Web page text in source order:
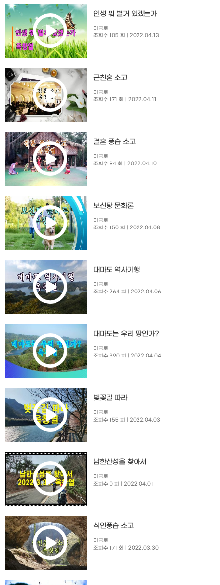
인생 뭐 별거 있겠는가
이금로
조회수 105 회
| 2022.04.13
근친혼 소고
이금로
조회수 171 회
| 2022.04.11
결혼 풍습 소고
이금로
조회수 94 회
| 2022.04.10
보신탕 문화론
이금로
조회수 150 회
| 2022.04.08
대마도 역사기행
이금로
조회수 264 회
| 2022.04.06
대마도는 우리 땅인가?
이금로
조회수 390 회
| 2022.04.04
벚꽃길 따라
이금로
조회수 155 회
| 2022.04.03
남한산성을 찾아서
이금로
조회수 0 회
| 2022.04.01
식인풍습 소고
이금로
조회수 171 회
| 2022.03.30